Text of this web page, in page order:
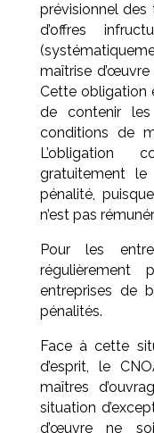
prévisionnel des
d’offres
maîtrise
Cette obligation
de contenir les
conditions de
L’obligation
gratuitement
pénalité,
n’est pas
Pour les
entreprises de
pénalités.
Face à cette
d’esprit, le
maîtres
situation
d’œuvre ne